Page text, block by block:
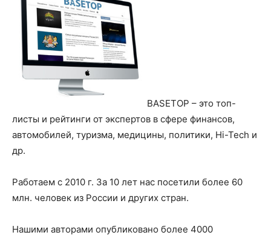
BASETOP – это топ-
листы и рейтинги от экспертов в сфере финансов,
автомобилей, туризма, медицины, политики, Hi-Tech и
др.
Работаем с 2010 г. За 10 лет нас посетили более 60
млн. человек из России и других стран.
Нашими авторами опубликовано более 4000